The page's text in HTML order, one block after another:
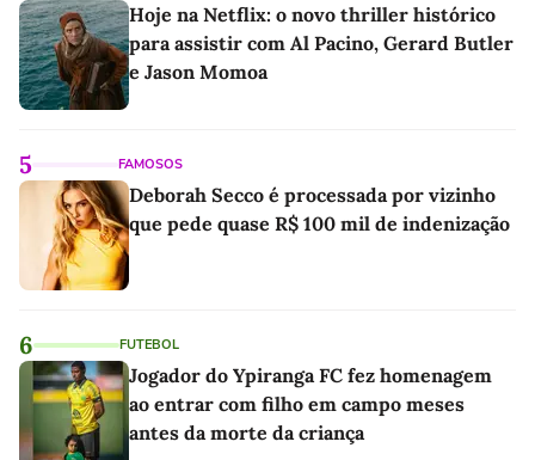
Hoje na Netflix: o novo thriller histórico
para assistir com Al Pacino, Gerard Butler
e Jason Momoa
5 FAMOSOS
Deborah Secco é processada por vizinho
que pede quase R$ 100 mil de indenização
6 FUTEBOL
Jogador do Ypiranga FC fez homenagem
ao entrar com filho em campo meses
antes da morte da criança